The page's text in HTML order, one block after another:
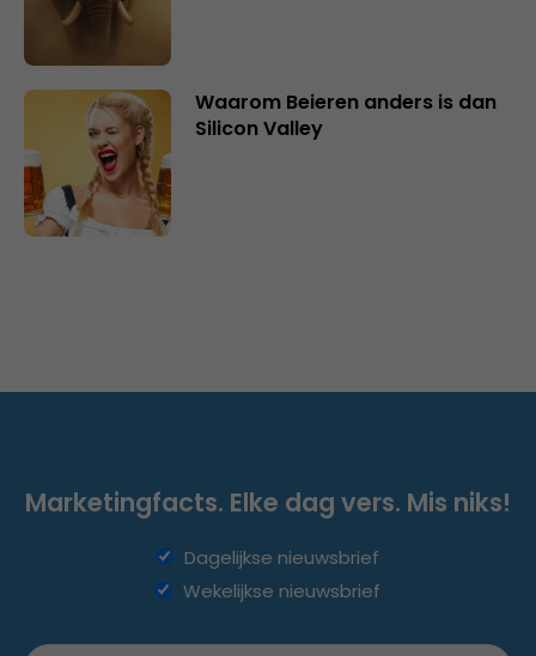
Waarom Beieren anders is dan
Silicon Valley
Marketingfacts. Elke dag vers. Mis niks!
Dagelijkse nieuwsbrief
Wekelijkse nieuwsbrief